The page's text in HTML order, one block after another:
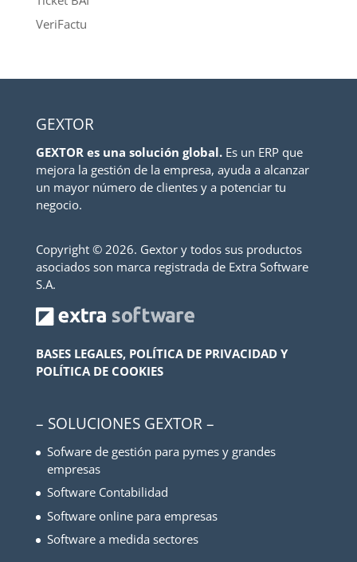
VeriFactu
GEXTOR
GEXTOR es una solución global.Es un ERP que
mejora la gestión de la empresa, ayuda a alcanzar
un mayor número de clientes y a potenciar tu
negocio.
Copyright © 2026. Gextor y todos sus productos
asociados son marca registrada de Extra Software
S.A.
BASES LEGALES, POLÍTICA DE PRIVACIDAD Y
POLÍTICA DE COOKIES
– SOLUCIONES GEXTOR –
Sofware de gestión para pymes y grandes
empresas
Software Contabilidad
Software online para empresas
Software a medida sectores